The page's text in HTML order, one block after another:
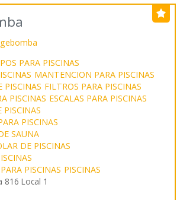
PARA PISCINAS
MANTENCION PARA PISCINAS
PISCINAS FILTROS PARA PISCINAS
PISCINAS ESCALAS PARA PISCINAS
PISCINAS
SAUNA
DE PISCINAS
PISCINAS PISCINAS
816 Local 1